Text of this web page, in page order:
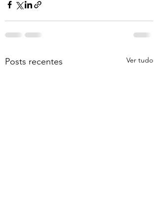
Posts recentes Ver tudo